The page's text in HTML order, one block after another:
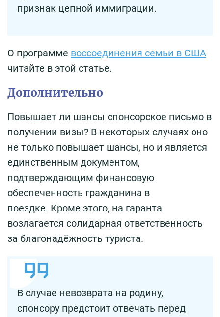
признак цепной иммиграции.
О программе воссоединения семьи в США
читайте в этой статье.
Дополнительно
Повышает ли шансы спонсорское письмо в
получении визы? В некоторых случаях оно
не только повышает шансы, но и является
единственным документом,
подтверждающим финансовую
обеспеченность гражданина в
поездке. Кроме этого, на гаранта
возлагается солидарная ответственность
за благонадёжность туриста.
В случае невозврата на родину,
спонсору предстоит отвечать перед